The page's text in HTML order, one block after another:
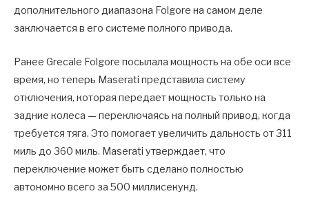
дополнительного диапазона Folgore на самом деле
заключается в его системе полного привода.
Ранее Grecale Folgore посылала мощность на обе оси все
время, но теперь Maserati представила систему
отключения, которая передает мощность только на
задние колеса — переключаясь на полный привод, когда
требуется тяга. Это помогает увеличить дальность от 311
миль до 360 миль. Maserati утверждает, что
переключение может быть сделано полностью
автономно всего за 500 миллисекунд.